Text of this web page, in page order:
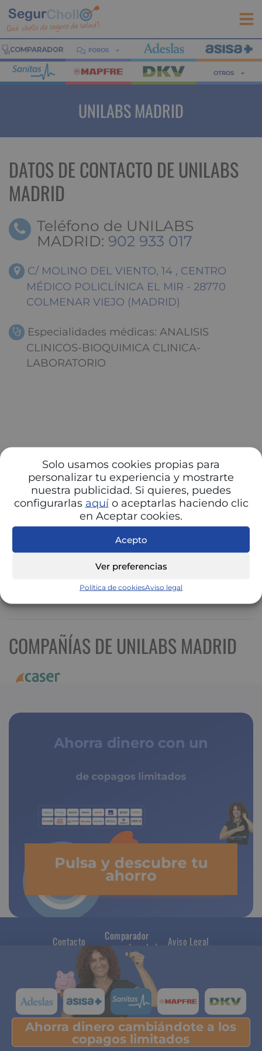
Solo usamos cookies propias para
personalizar tu experiencia y mostrarte
nuestra publicidad. Si quieres, puedes
configurarlas aquío aceptarlas haciendo clic
en Aceptar cookies.
Acepto
Ver preferencias
Política de cookiesAviso legal
FOROS
OTROS
UNILABS MADRID
DATOS DE CONTACTO DE UNILABS
MADRID
Teléfono de UNILABS
MADRID: 902 933 017
C/ MOLINO DEL VIENTO, 14 , CENTRO
MÉDICO POLICLÍNICA EL MIR - 28770
COLMENAR VIEJO (MADRID)
Especialidades médicas: ANALISIS
CLINICOS-BIOQUIMICA CLINICA-
LABORATORIO
COMPAÑÍAS DE UNILABS MADRID
Ahorra dinero con un
de copagos limitados
Pulsa y descubre tu
ahorro
Contacto
Comparador
seguros de salud
Aviso Legal
Ahorra dinero cambiándote a los
copagos limitados
Pulsa y descubre tu ahorro